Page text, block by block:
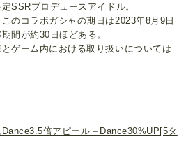
SSRプロデュースアイドル。
のコラボガシャの期日は2023年8月9日
間が約30日ほどある。
ゲーム内における取り扱いについては
倍アピール＋Dance30%UP[5タ